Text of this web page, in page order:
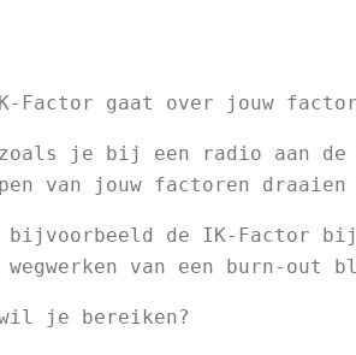
Factor gaat over jouw
je bij een radio aan
van jouw factoren
bijvoorbeeld de IK-Factor
wegwerken van een burn-out
je bereiken?